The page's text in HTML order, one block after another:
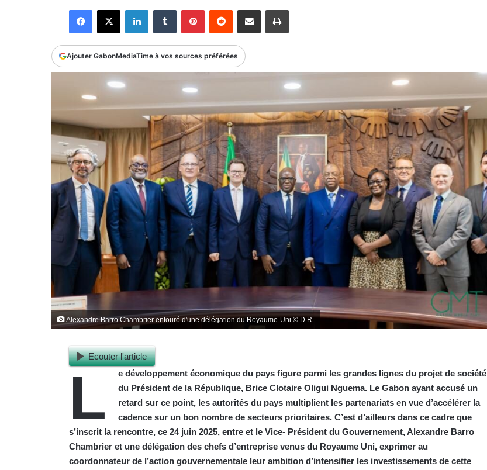
courriel
FacebookX LinkedinTumblr PinterestReddit Partager par email Imprimer
Ajouter GabonMediaTime à vos sources préférées
Alexandre Barro Chambrier entouré d'une délégation du Royaume-Uni © D.R.
Ecouter l'article
L
e développement économique du pays figure parmi les grandes lignes du projet de société
du Président de la République, Brice Clotaire Oligui Nguema. Le Gabon ayant accusé un
retard sur ce point, les autorités du pays multiplient les partenariats en vue d’accélérer la
cadence sur un bon nombre de secteurs prioritaires. C’est d’ailleurs dans ce cadre que
s’inscrit la rencontre, ce 24 juin 2025, entre et le Vice- Président du Gouvernement, Alexandre Barro
Chambrier et une délégation des chefs d’entreprise venus du Royaume Uni, exprimer au
coordonnateur de l’action gouvernementale leur ambition d’intensifier les investissements de cette